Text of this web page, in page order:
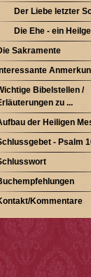
Der Liebe letzter
Die Ehe - ein
Sakramente
Bibelstellen /
zu ...
der Heiligen
- Psalm
Kommentare